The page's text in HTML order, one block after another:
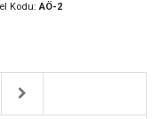
Kodu:AÖ-2
Next